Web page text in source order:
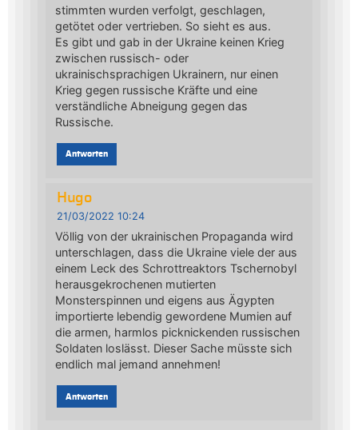
stimmten wurden verfolgt, geschlagen,
getötet oder vertrieben. So sieht es aus.
Es gibt und gab in der Ukraine keinen Krieg
zwischen russisch- oder
ukrainischsprachigen Ukrainern, nur einen
Krieg gegen russische Kräfte und eine
verständliche Abneigung gegen das
Russische.
Antworten
Hugo
21/03/2022 10:24
Völlig von der ukrainischen Propaganda wird
unterschlagen, dass die Ukraine viele der aus
einem Leck des Schrottreaktors Tschernobyl
herausgekrochenen mutierten
Monsterspinnen und eigens aus Ägypten
importierte lebendig gewordene Mumien auf
die armen, harmlos picknickenden russischen
Soldaten loslässt. Dieser Sache müsste sich
endlich mal jemand annehmen!
Antworten